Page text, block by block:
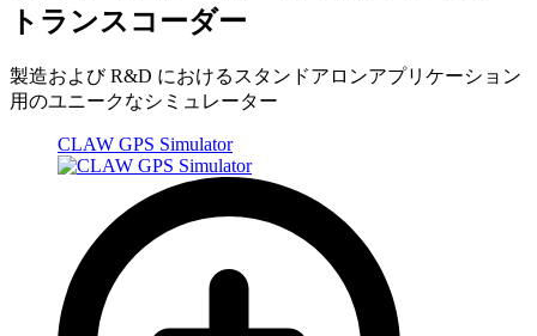
トランスコーダー
製造および R&D におけるスタンドアロンアプリケーション
用のユニークなシミュレーター
CLAW GPS Simulator